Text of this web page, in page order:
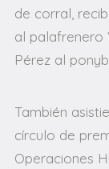
de corral,
al palafrenero
Pérez al
También
círculo de
Operaciones